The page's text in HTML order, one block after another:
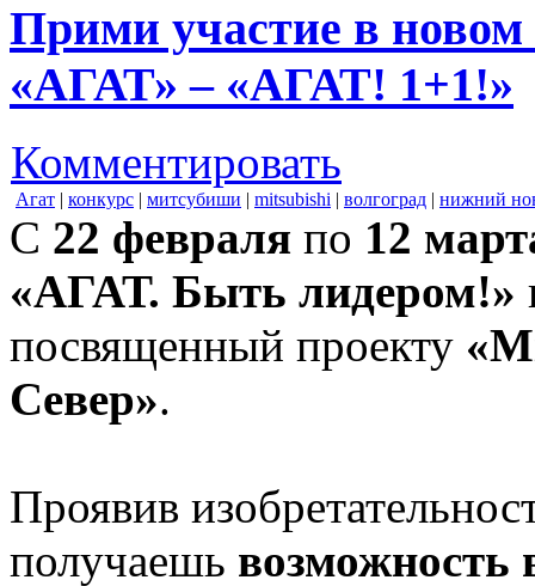
Прими участие в
«АГАТ» – «АГАТ! 1+1!»
Комментировать
Агат | конкурс | митсубиши | mitsubishi | волгоград | нижний
С 22 февраля по 12
«АГАТ. Быть лидером!»
посвященный проекту
Север».
Проявив
получаешь возможность